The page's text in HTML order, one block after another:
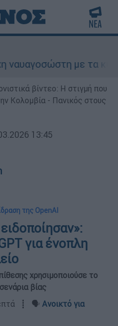
με τα
βίντεο: Η στιγμή που
Κολομβία - Πανικός στους
13:45
της OpenAI
για ένοπλη
χρησιμοποιούσε το
βίας
┋ 🗣️ Ανοικτό για